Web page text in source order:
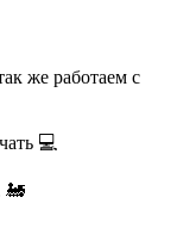
же работаем с
💻
🚂